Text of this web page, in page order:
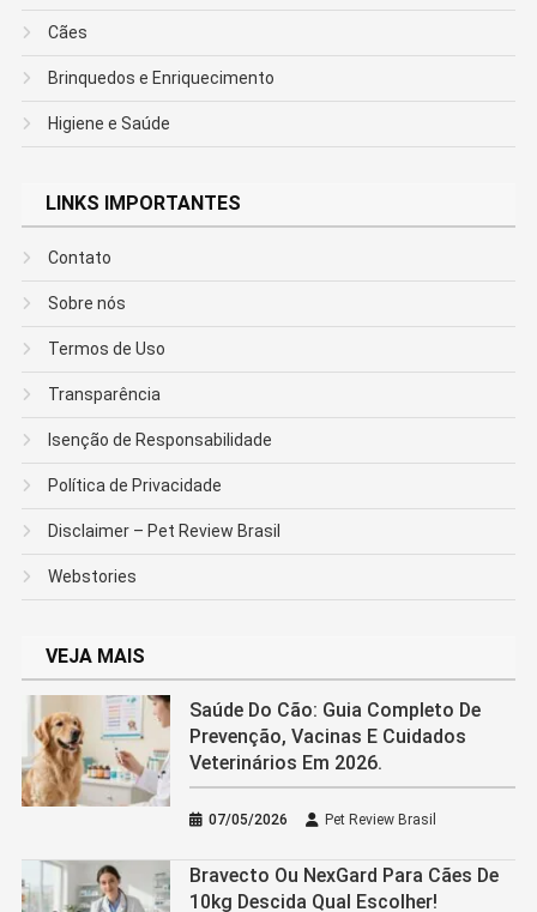
Cães
Brinquedos e Enriquecimento
Higiene e Saúde
LINKS IMPORTANTES
Contato
Sobre nós
Termos de Uso
Transparência
Isenção de Responsabilidade
Política de Privacidade
Disclaimer – Pet Review Brasil
Webstories
VEJA MAIS
Saúde Do Cão: Guia Completo De
Prevenção, Vacinas E Cuidados
Veterinários Em 2026.
07/05/2026 Pet Review Brasil
Bravecto Ou NexGard Para Cães De
10kg Descida Qual Escolher!